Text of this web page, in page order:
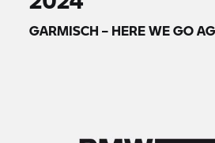
GARMISCH – HERE WE GO